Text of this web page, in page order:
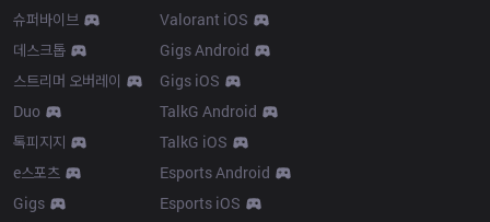
슈퍼바이브
데스크톱
스트리머 오버레이
Duo
톡피지지
e스포츠
Gigs
Valorant iOS
Gigs Android
Gigs iOS
TalkG Android
TalkG iOS
Esports Android
Esports iOS